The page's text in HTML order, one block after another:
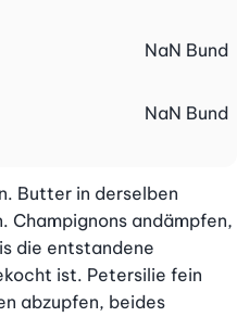
NaN Bund
NaN Bund
Butter in derselben
Champignons andämpfen,
die entstandene
ist. Petersilie fein
abzupfen, beides